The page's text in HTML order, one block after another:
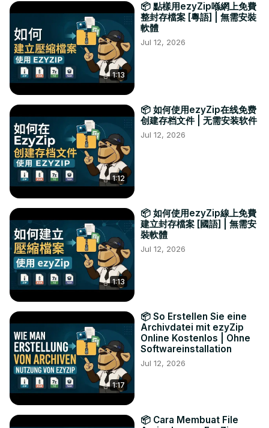
1:13
📦 點樣用ezyZip喺網上免費
整封存檔案 [粵語] | 無需安裝
軟體
Jul 12, 2026
1:12
📦 如何使用ezyZip在线免费
创建存档文件 | 无需安装软件
Jul 12, 2026
1:13
📦 如何使用ezyZip線上免費
建立封存檔案 [國語] | 無需安
裝軟體
Jul 12, 2026
1:17
📦 So Erstellen Sie eine
Archivdatei mit ezyZip
Online Kostenlos | Ohne
Softwareinstallation
Jul 12, 2026
📦 Cara Membuat File